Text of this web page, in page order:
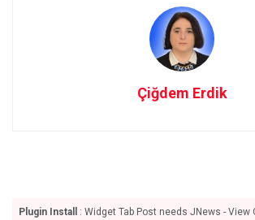
Çiğdem Erdik
Plugin Install
: Widget Tab Post needs JNews - View